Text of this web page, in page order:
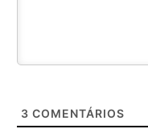
3 COMENTÁRIOS